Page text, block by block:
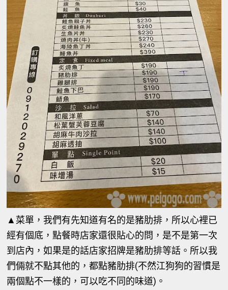
▲菜單，我們有先知道有名的是豬肋排，所以心裡已
經有個底，點餐時店家還很貼心的問，是不是第一次
到店內，如果是的話店家招牌是豬肋排等話。所以我
們倆就不點其他的，都點豬肋排(不然江狗狗的習慣是
兩個點不一樣的，可以吃不同的味道)。